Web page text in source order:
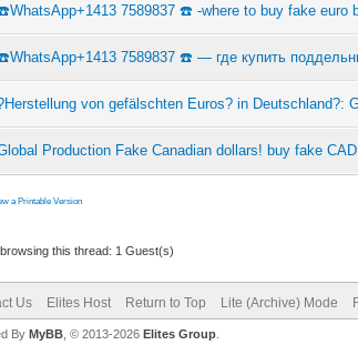
7589837 ☎️ -where to buy fake euro
7589837 ☎️ — где купить
von gefälschten Euros? in Deutschland?:
Production Fake Canadian dollars! buy fake
a Printable Version
this thread: 1 Guest(s)
Us Elites Host Return to Top Lite (Archive) Mode
By MyBB, © 2013-2026 Elites Group.